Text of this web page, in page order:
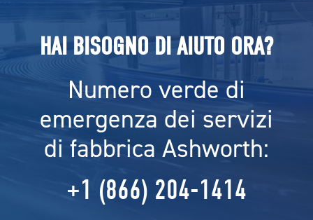
HAI BISOGNO DI AIUTO ORA?
Numero verde di
emergenza dei servizi
di fabbrica Ashworth:
+1 (866) 204-1414